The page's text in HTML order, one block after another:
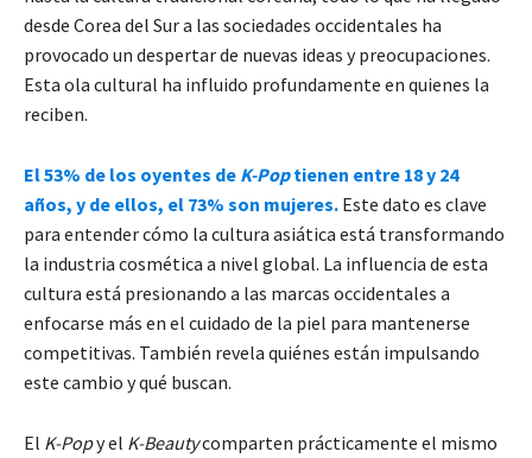
desde Corea del Sur a las sociedades occidentales ha
provocado un despertar de nuevas ideas y preocupaciones.
Esta ola cultural ha influido profundamente en quienes la
reciben.
El 53% de los oyentes de K-Poptienen entre 18 y 24
años, y de ellos, el 73% son mujeres. Este dato es clave
para entender cómo la cultura asiática está transformando
la industria cosmética a nivel global. La influencia de esta
cultura está presionando a las marcas occidentales a
enfocarse más en el cuidado de la piel para mantenerse
competitivas. También revela quiénes están impulsando
este cambio y qué buscan.
El K-Popy el K-Beautycomparten prácticamente el mismo